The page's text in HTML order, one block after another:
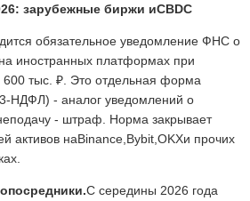
зарубежные биржи иCBDC
обязательное уведомление ФНС о
иностранных платформах при
тыс. ₽. Это отдельная форма
3-НДФЛ) - аналог уведомлений о
- штраф. Норма закрывает
активов наBinance,Bybit,OKXи прочих
С середины 2026 года